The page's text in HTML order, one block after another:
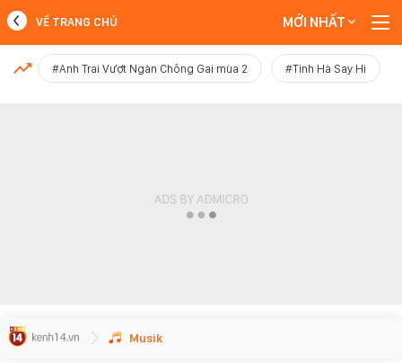
MỚI NHẤT
VỀ TRANG CHỦ MỚI NHẤT
#Anh Trai Vượt Ngàn Chông Gai mùa 2 #Tinh Hà Say Hi
Musik